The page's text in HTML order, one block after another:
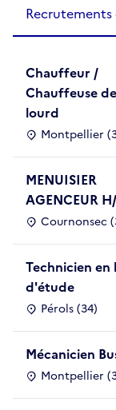
Chauffeur /
Chauffeuse
lourd
Montpellier
MENUISIER
AGENCEUR
Cournonsec
Technicien en
d'étude
Pérols (34)
Mécanicien
Montpellier